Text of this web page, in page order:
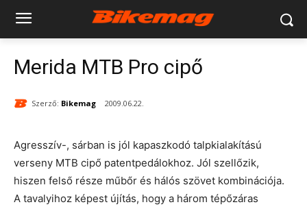
Merida MTB Pro cipő
Szerző: Bikemag 2009.06.22.
Agresszív-, sárban is jól kapaszkodó talpkialakítású
verseny MTB cipő patentpedálokhoz. Jól szellőzik,
hiszen felső része műbőr és hálós szövet kombinációja.
A tavalyihoz képest újítás, hogy a három tépőzáras